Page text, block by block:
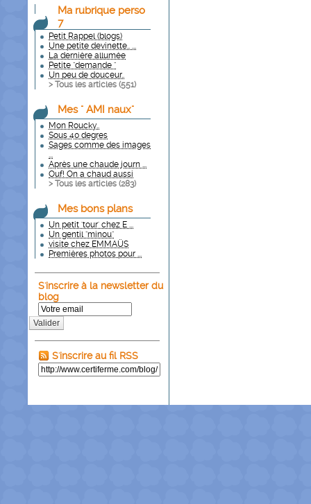
Ma rubrique perso
7
Petit Rappel (blogs)
Une petite devinette.. ...
La dernière allumée
Petite "demande "
Un peu de douceur..
> Tous les articles (551)
Mes " AMI naux"
Mon Roucky..
Sous 40 degres
Sages comme des images
...
Après une chaude journ ...
Ouf! On a chaud aussi
> Tous les articles (283)
Mes bons plans
Un petit 'tour' chez E ...
Un gentil "minou"
visite chez EMMAÜS
Premières photos pour ...
S'inscrire à la newsletter du
blog
Valider
S'inscrire au fil RSS